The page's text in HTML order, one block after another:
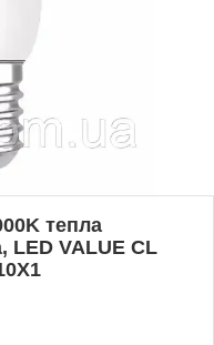
тепла
LED VALUE CL